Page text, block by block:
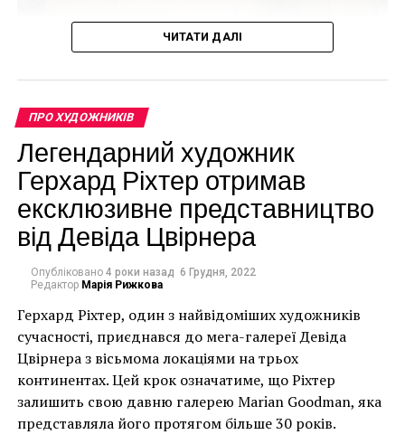
среды. Я не думаю, что
вы сможете творить
без науки, ведь все
должно работать
вместе», – говорит
О’Брайен.
Гостомель, Україна – 12 листопада. Стріт-арт із
зображенням людини в халаті з вогнегасником і
протигазом на стіні зруйнованої будівлі в Гостомелі
біля аеропорту “Антонов” 12 листопада 2022 року в
Київській області, Україна. 11 листопада 2022 року
художник Бенксі оголосив, що зробив подібну роботу
в Бородянці, також у Київській області. Під час
запеклих боїв було завдано значних пошкоджень
житловим будинкам та будівлям, оскільки аеродром
“Антонов” був тимчасово захоплений російськими
ЧИТАТИ ДАЛІ
ПРО ХУДОЖНИКІВ
Легендарний художник
Герхард Ріхтер отримав
ексклюзивне представництво
від Девіда Цвірнера
Опубліковано 4 роки назад 6 Грудня, 2022
Редактор Марія Рижкова
Герхард Ріхтер, один з найвідоміших художників
сучасності, приєднався до мега-галереї Девіда
Цвірнера з вісьмома локаціями на трьох
континентах. Цей крок означатиме, що Ріхтер
залишить свою давню галерею Marian Goodman, яка
представляла його протягом більше 30 років.